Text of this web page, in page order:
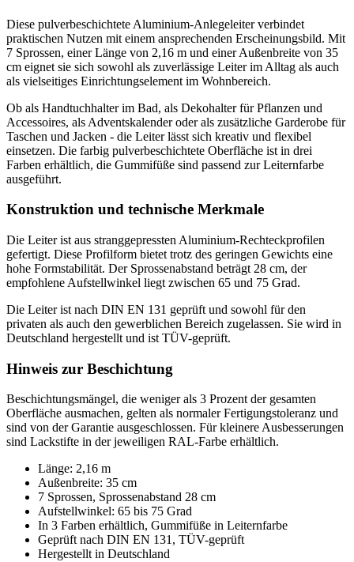
Diese pulverbeschichtete Aluminium-Anlegeleiter verbindet
praktischen Nutzen mit einem ansprechenden Erscheinungsbild. Mit
7 Sprossen, einer Länge von 2,16 m und einer Außenbreite von 35
cm eignet sie sich sowohl als zuverlässige Leiter im Alltag als auch
als vielseitiges Einrichtungselement im Wohnbereich.
Ob als Handtuchhalter im Bad, als Dekohalter für Pflanzen und
Accessoires, als Adventskalender oder als zusätzliche Garderobe für
Taschen und Jacken - die Leiter lässt sich kreativ und flexibel
einsetzen. Die farbig pulverbeschichtete Oberfläche ist in drei
Farben erhältlich, die Gummifüße sind passend zur Leiternfarbe
ausgeführt.
Konstruktion und technische Merkmale
Die Leiter ist aus stranggepressten Aluminium-Rechteckprofilen
gefertigt. Diese Profilform bietet trotz des geringen Gewichts eine
hohe Formstabilität. Der Sprossenabstand beträgt 28 cm, der
empfohlene Aufstellwinkel liegt zwischen 65 und 75 Grad.
Die Leiter ist nach DIN EN 131 geprüft und sowohl für den
privaten als auch den gewerblichen Bereich zugelassen. Sie wird in
Deutschland hergestellt und ist TÜV-geprüft.
Hinweis zur Beschichtung
Beschichtungsmängel, die weniger als 3 Prozent der gesamten
Oberfläche ausmachen, gelten als normaler Fertigungstoleranz und
sind von der Garantie ausgeschlossen. Für kleinere Ausbesserungen
sind Lackstifte in der jeweiligen RAL-Farbe erhältlich.
Länge: 2,16 m
Außenbreite: 35 cm
7 Sprossen, Sprossenabstand 28 cm
Aufstellwinkel: 65 bis 75 Grad
In 3 Farben erhältlich, Gummifüße in Leiternfarbe
Geprüft nach DIN EN 131, TÜV-geprüft
Hergestellt in Deutschland